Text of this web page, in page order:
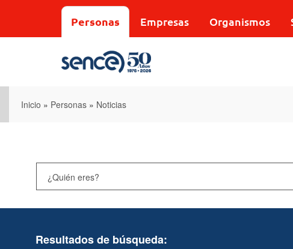
Personas Empresas Organismos
Inicio » Personas » Noticias
Resultados de búsqueda: